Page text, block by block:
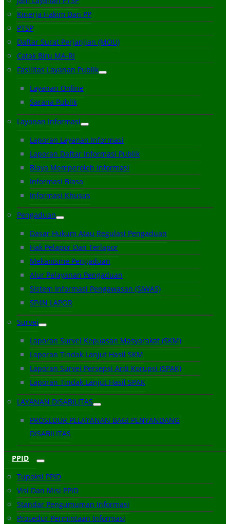
Kinerja Hakim Dan PP
PTSP
Daftar Surat Perjanjian (MOU)
Catak Biru MA-RI
Fasilitas Layanan Publik
Layanan Online
Sarana Publik
Layanan Informasi
Laporan Layanan Informasi
Laporan Daftar Informasi Publik
Biaya Memperoleh Informasi
Informasi Biasa
Informasi Khusus
Pengaduan
Dasar Hukum Atau Regulasi Pengaduan
Hak Pelapor Dan Terlapor
Mekanisme Pengaduan
Alur Pelayanan Pengaduan
Sistem Informasi Pengawasan (SIWAS)
SP4N LAPOR
Survei
Laporan Survei Kepuasan Masyarakat (SKM)
Laporan Tindak Lanjut Hasil SKM
Laporan Survei Persepsi Anti Korupsi (SPAK)
Laporan Tindak Lanjut Hasil SPAK
LAYANAN DISABILITAS
PROSEDUR PELAYANAN BAGI PENYANDANG
DISABILITAS
PPID
Tupoksi PPID
Visi Dan Misi PPID
Standar Pengumuman Informasi
Prosedur Permintaan Informasi